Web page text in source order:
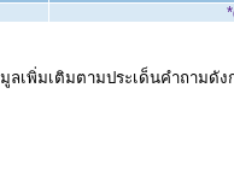
พิ่มเติมตามประเด็นคำถามดัง